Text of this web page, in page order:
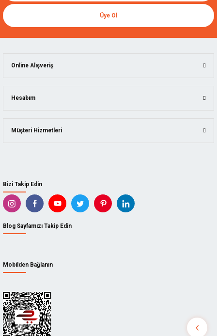
Üye Ol
Bizi Takip Edin
Blog Sayfamızı Takip Edin
Mobilden Bağlanın
Online Alışveriş
Hesabım
Müşteri Hizmetleri